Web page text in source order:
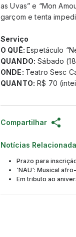
as Uvas” e “Mon
garçom e tenta
Serviço
O QUÊ:Espetáculo
QUANDO: Sábado
ONDE: Teatro Sesc
QUANTO: R$ 70
Compartilhar
Notícias
Prazo para
'NAU': Musical
Em tributo ao